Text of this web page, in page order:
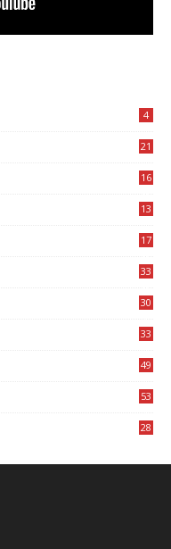
4
21
16
13
17
33
30
33
49
53
28